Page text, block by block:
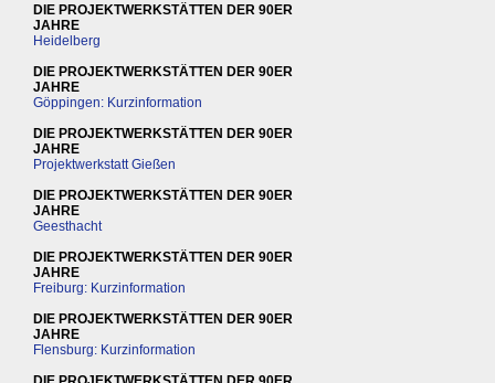
DIE PROJEKTWERKSTÄTTEN DER 90ER
JAHRE
Heidelberg
DIE PROJEKTWERKSTÄTTEN DER 90ER
JAHRE
Göppingen: Kurzinformation
DIE PROJEKTWERKSTÄTTEN DER 90ER
JAHRE
Projektwerkstatt Gießen
DIE PROJEKTWERKSTÄTTEN DER 90ER
JAHRE
Geesthacht
DIE PROJEKTWERKSTÄTTEN DER 90ER
JAHRE
Freiburg: Kurzinformation
DIE PROJEKTWERKSTÄTTEN DER 90ER
JAHRE
Flensburg: Kurzinformation